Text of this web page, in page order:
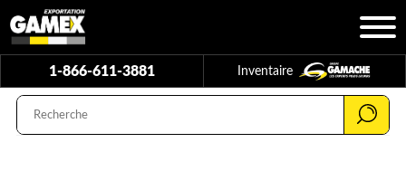
1-866-611-3881 Inventaire